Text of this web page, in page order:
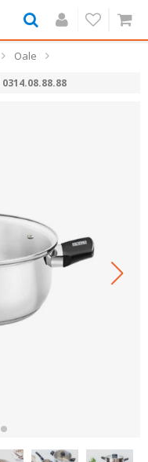
Oale
0314.08.88.88